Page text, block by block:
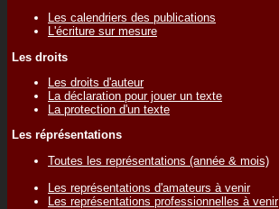
Les calendriers des publications
L'écriture sur mesure
Les droits
Les droits d'auteur
La déclaration pour jouer un texte
La protection d'un texte
Les réprésentations
Toutes les représentations (année & mois)
Les représentations d'amateurs à venir
Les représentations professionnelles à venir